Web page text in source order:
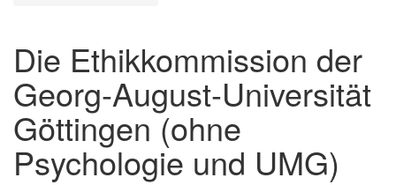
Die Ethikkommission der
Georg-August-Universität
Göttingen (ohne
Psychologie und UMG)